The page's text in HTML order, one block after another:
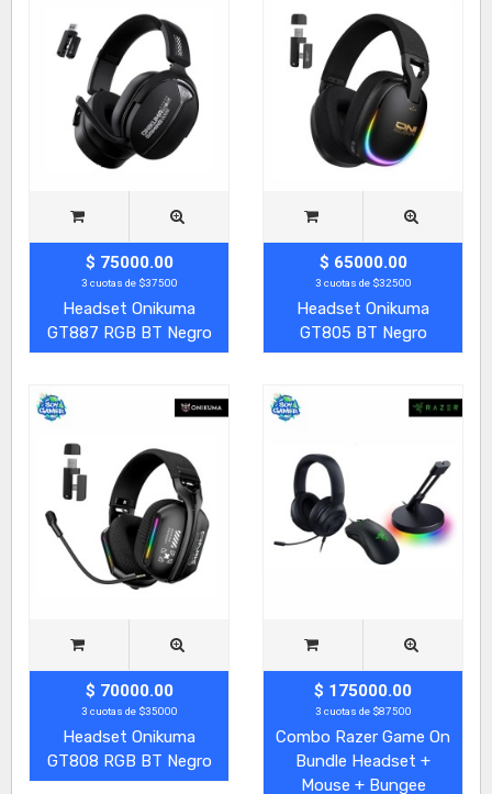
$ 75000.00
3 cuotas de $37500
Headset Onikuma
GT887 RGB BT Negro
$ 65000.00
3 cuotas de $32500
Headset Onikuma
GT805 BT Negro
$ 70000.00
3 cuotas de $35000
Headset Onikuma
GT808 RGB BT Negro
$ 175000.00
3 cuotas de $87500
Combo Razer Game On
Bundle Headset +
Mouse + Bungee